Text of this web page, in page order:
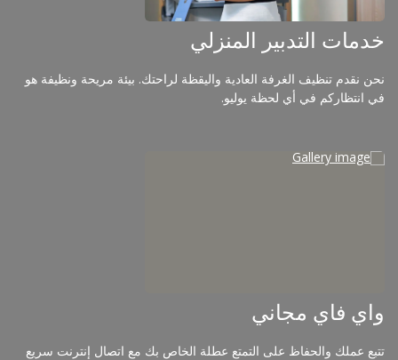
خدمات التدبير المنزلي
نحن نقدم تنظيف الغرفة العادية واليقظة لراحتك. بيئة مريحة ونظيفة هو
في انتظاركم في أي لحظة يوليو.
واي فاي مجاني
تتبع عملك والحفاظ على التمتع عطلة الخاص بك مع اتصال إنترنت سريع